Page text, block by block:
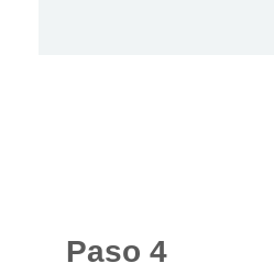
Paso 4